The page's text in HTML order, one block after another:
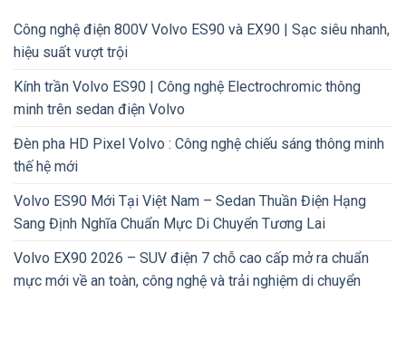
Công nghệ điện 800V Volvo ES90 và EX90 | Sạc siêu nhanh,
hiệu suất vượt trội
Kính trần Volvo ES90 | Công nghệ Electrochromic thông
minh trên sedan điện Volvo
Đèn pha HD Pixel Volvo : Công nghệ chiếu sáng thông minh
thế hệ mới
Volvo ES90 Mới Tại Việt Nam – Sedan Thuần Điện Hạng
Sang Định Nghĩa Chuẩn Mực Di Chuyển Tương Lai
Volvo EX90 2026 – SUV điện 7 chỗ cao cấp mở ra chuẩn
mực mới về an toàn, công nghệ và trải nghiệm di chuyển